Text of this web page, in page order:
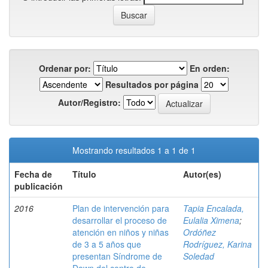
Ordenar por:
En orden:
Resultados por página
Autor/Registro:
Mostrando resultados 1 a 1 de 1
Fecha de
publicación
Título Autor(es)
2016
Plan de intervención para
desarrollar el proceso de
atención en niños y niñas
de 3 a 5 años que
presentan Síndrome de
Tapia Encalada,
Eulalia Ximena;
Ordóñez
Rodríguez, Karina
Soledad